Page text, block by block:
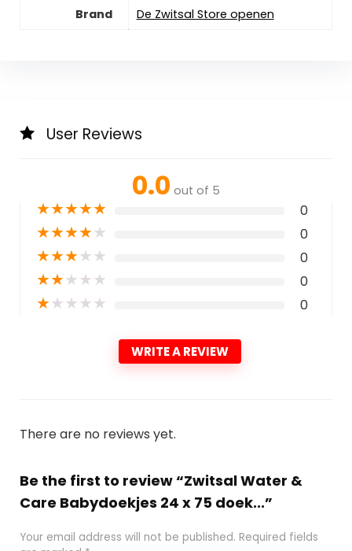
Brand De Zwitsal Store openen
User Reviews
0.0 out of 5
★★★★★ 0
★★★★★ 0
★★★★★ 0
★★★★★ 0
★★★★★ 0
WRITE A REVIEW
There are no reviews yet.
Be the first to review “Zwitsal Water &
Care Babydoekjes 24 x 75 doek...”
Your email address will not be published. Required fields